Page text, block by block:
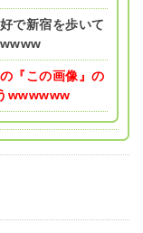
で新宿を歩いて
『この画像』の
wwwwww